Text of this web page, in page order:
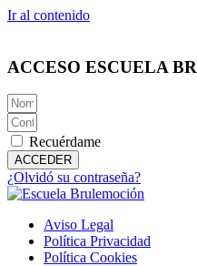
Ir al contenido
ACCESO ESCUELA
Recuérdame
ACCEDER
¿Olvidó su contraseña?
Aviso Legal
Política Privacidad
Política Cookies